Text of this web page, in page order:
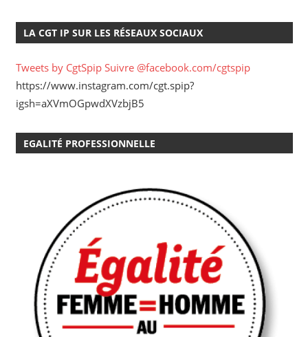
LA CGT IP SUR LES RÉSEAUX SOCIAUX
Tweets by CgtSpip Suivre @facebook.com/cgtspip
https://www.instagram.com/cgt.spip?
igsh=aXVmOGpwdXVzbjB5
EGALITÉ PROFESSIONNELLE